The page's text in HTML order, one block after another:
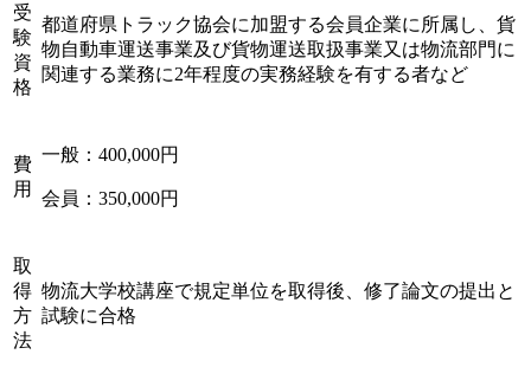
受
験
資
格
都道府県トラック協会に加盟する会員企業に所属し、貨
物自動車運送事業及び貨物運送取扱事業又は物流部門に
関連する業務に2年程度の実務経験を有する者など
費
用
一般：400,000円
会員：350,000円
取
得
方
法
物流大学校講座で規定単位を取得後、修了論文の提出と
試験に合格